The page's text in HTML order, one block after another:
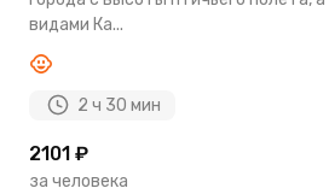
видами Ка...
2 ч 30 мин
2101 ₽
за человека